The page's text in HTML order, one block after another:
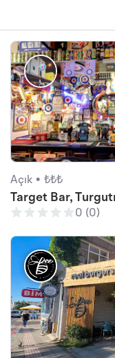
Açık • ₺₺₺
Target Bar,
0 (0)